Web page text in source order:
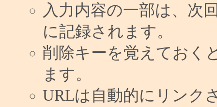
入力内容の一部は、次
に記録されます。
削除キーを覚えておく
ます。
URLは自動的にリンク